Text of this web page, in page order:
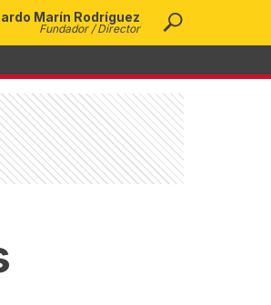
Marín Rodríguez
Fundador / Director